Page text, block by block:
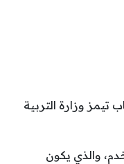
وزارة التربية
والذي يكون